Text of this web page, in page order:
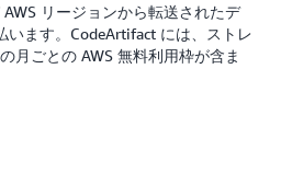
リージョンから転送されたデ
います。CodeArtifact には、ストレ
月ごとの AWS 無料利用枠が含ま